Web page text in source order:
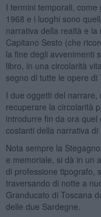
I termini temporali,
1968 e i luoghi sono
narrativa della realtà e
Capitano Sesto (che
la fine degli avvenimenti
libro, in una circolarità
segno di tutte le opere di
I due oggetti del
recuperare la circolarità
introdurre fin da ora
costanti della narrativa di
Nota sempre la
e memoriale, si dà in un
di professione tipografo,
traversando di notte a
Granducato di Toscana
delle due Sardegne.